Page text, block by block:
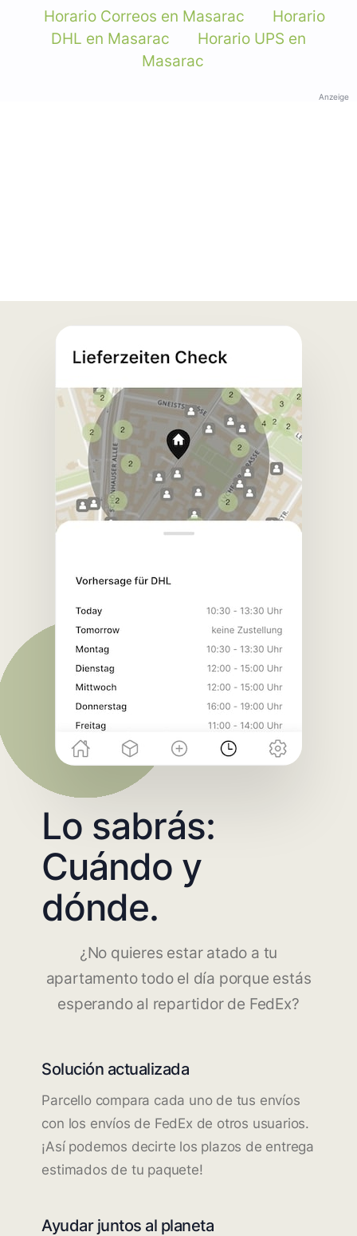
Horario Correos en Masarac
Horario
DHL en Masarac
Horario UPS en
Masarac
Anzeige
Lo sabrás:
Cuándo y
dónde.
¿No quieres estar atado a tu
apartamento todo el día porque estás
esperando al repartidor de FedEx?
Solución actualizada
Parcello compara cada uno de tus envíos
con los envíos de FedEx de otros usuarios.
¡Así podemos decirte los plazos de entrega
estimados de tu paquete!
Ayudar juntos al planeta